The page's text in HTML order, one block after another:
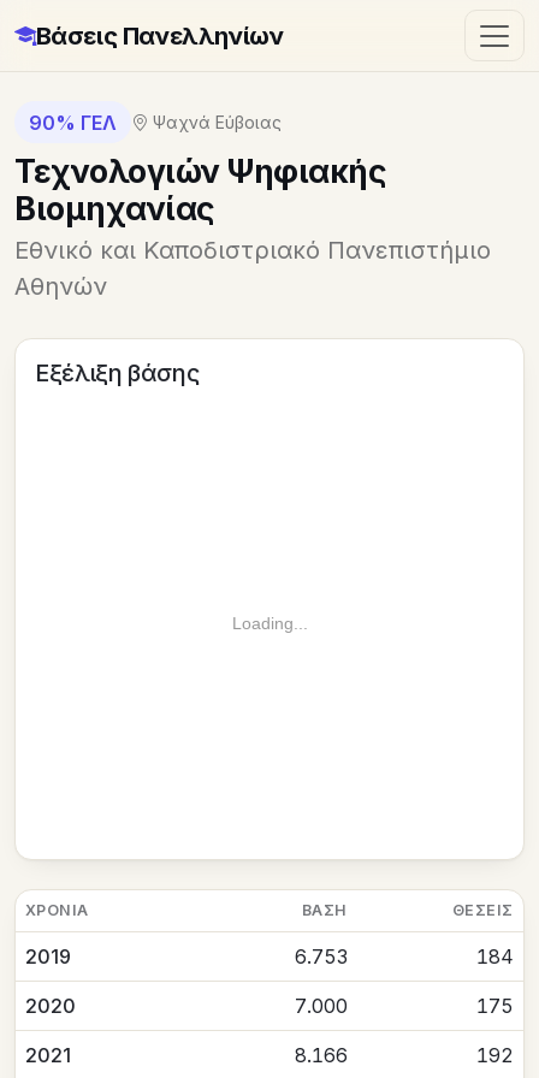
Βάσεις Πανελληνίων
90% ΓΕΛ Ψαχνά Εύβοιας
Τεχνολογιών Ψηφιακής
Βιομηχανίας
Εθνικό και Καποδιστριακό Πανεπιστήμιο
Αθηνών
Εξέλιξη βάσης
Loading...
ΧΡΟΝΙΆ ΒΆΣΗ ΘΈΣΕΙΣ
2019 6.753 184
2020 7.000 175
2021 8.166 192